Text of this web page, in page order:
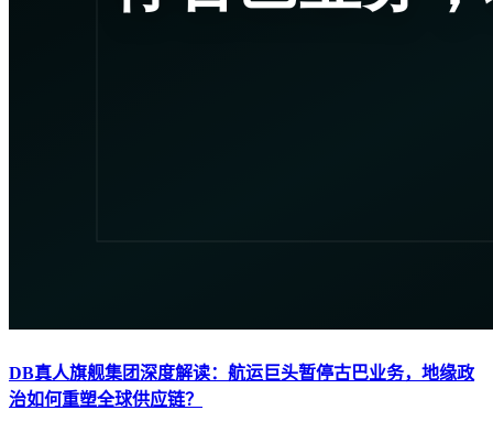
DB真人旗舰集团深度解读：航运巨头暂停古巴业务，地缘政
治如何重塑全球供应链？